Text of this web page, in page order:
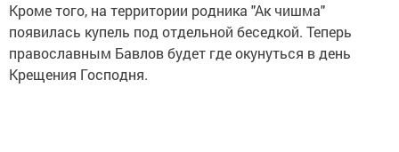
Кроме того, на территории родника "Ак чишма"
появилась купель под отдельной беседкой. Теперь
православным Бавлов будет где окунуться в день
Крещения Господня.